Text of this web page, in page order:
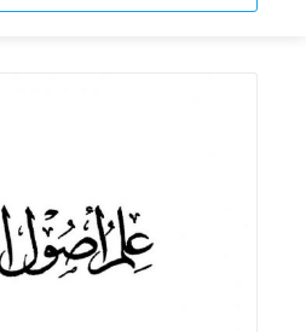
اقرأ المزيد